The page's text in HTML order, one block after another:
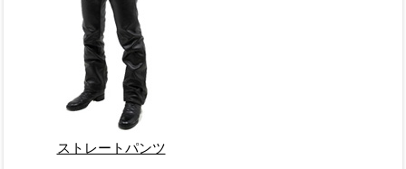
ストレートパンツ